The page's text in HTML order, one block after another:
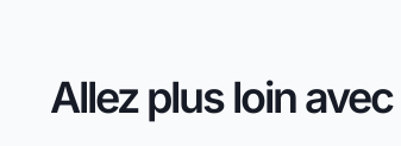
Allez plus loin avec